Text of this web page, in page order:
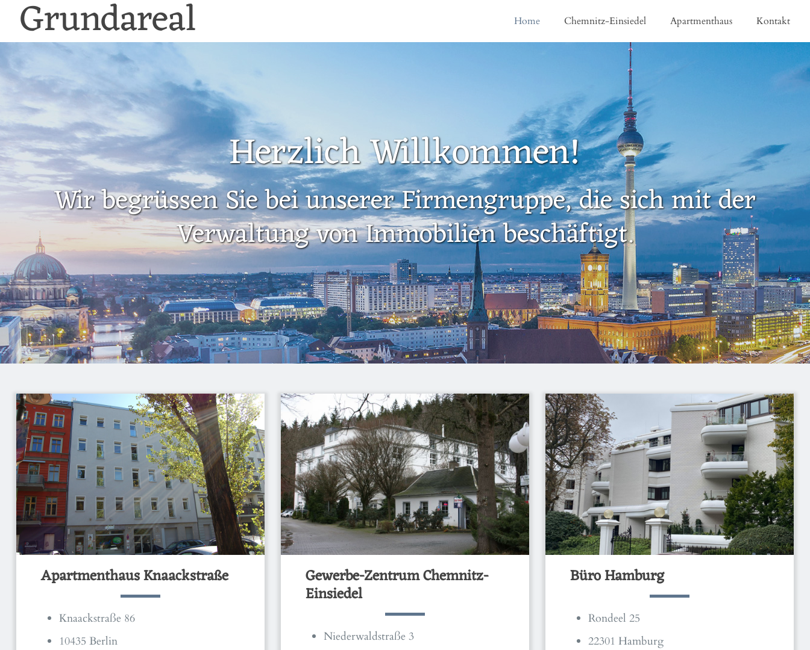
Grundareal Home Chemnitz-Einsiedel Apartmenthaus Kontakt
Herzlich Willkommen!
Wir begrüssen Sie bei unserer Firmengruppe, die sich mit der
Verwaltung von Immobilien beschäftigt.
Apartmenthaus Knaackstraße
Knaackstraße 86
10435 Berlin
Gewerbe-Zentrum Chemnitz-
Einsiedel
Niederwaldstraße 3
Büro Hamburg
Rondeel 25
22301 Hamburg